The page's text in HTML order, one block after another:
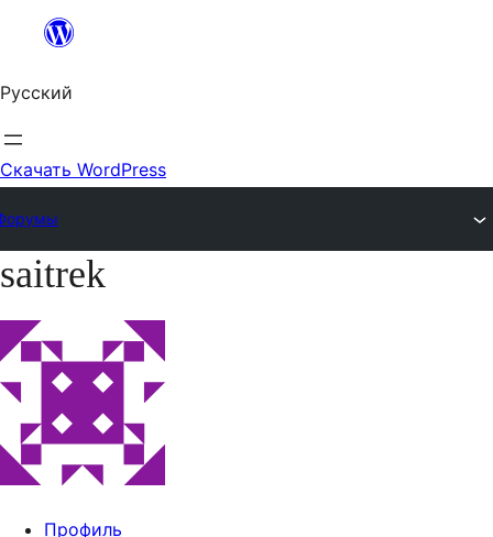
Перейти
содержимому
Русский
Скачать WordPress
Перейти
содержимому
saitrek
Профиль